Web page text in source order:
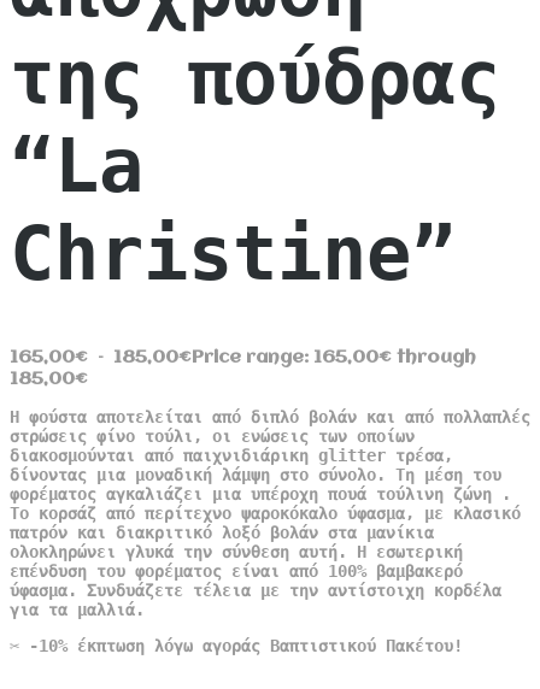
της πούδρας
“La
Christine”
165,00€ – 185,00€ Price range: 165,00€ through
185,00€
Η φούστα αποτελείται από διπλό βολάν και από πολλαπλές
στρώσεις φίνο τούλι, οι ενώσεις των οποίων
διακοσμούνται από παιχνιδιάρικη glitter τρέσα,
δίνοντας μια μοναδική λάμψη στο σύνολο. Τη μέση του
φορέματος αγκαλιάζει μια υπέροχη πουά τούλινη ζώνη .
Το κορσάζ από περίτεχνο ψαροκόκαλο ύφασμα, με κλασικό
πατρόν και διακριτικό λοξό βολάν στα μανίκια
ολοκληρώνει γλυκά την σύνθεση αυτή. Η εσωτερική
επένδυση του φορέματος είναι από 100% βαμβακερό
ύφασμα. Συνδυάζετε τέλεια με την αντίστοιχη κορδέλα
για τα μαλλιά.
✂️ -10% έκπτωση λόγω αγοράς Βαπτιστικού Πακέτου!